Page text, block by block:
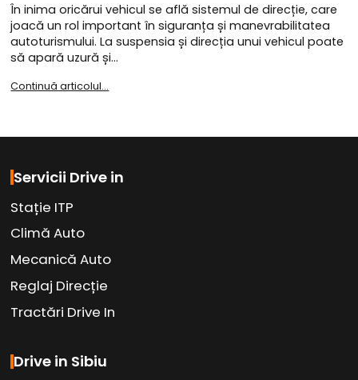
În inima oricărui vehicul se află sistemul de direcție, care
joacă un rol important în siguranța și manevrabilitatea
autoturismului. La suspensia și direcția unui vehicul poate
să apară uzură și…
Continuă articolul...
Servicii Drive in
Stație ITP
Climă Auto
Mecanică Auto
Reglaj Direcție
Tractări Drive In
Drive in Sibiu